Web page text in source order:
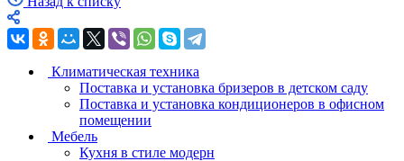
Климатическая техника
Поставка и установка бризеров в детском саду
Поставка и установка кондиционеров в офисном
помещении
Мебель
Кухня в стиле модерн